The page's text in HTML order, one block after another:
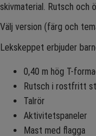
skivmaterial. Rutsch och
Välj version (färg och
Lekskeppet erbjuder
0,40 m hög T-
Rutsch i rostfritt
Talrör
Aktivitetspaneler
Mast med flagga